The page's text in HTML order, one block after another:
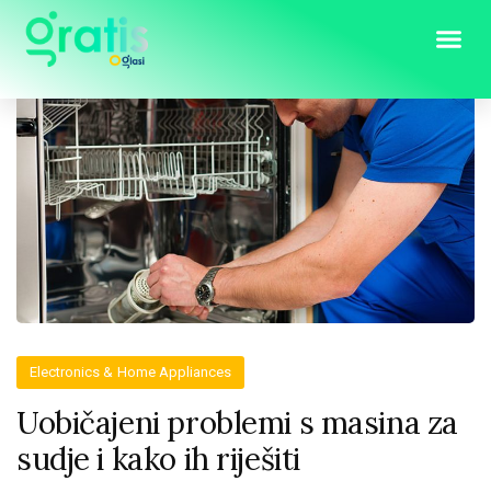
Electronics & Home Appliances
Uobičajeni problemi s masina za
sudje i kako ih riješiti